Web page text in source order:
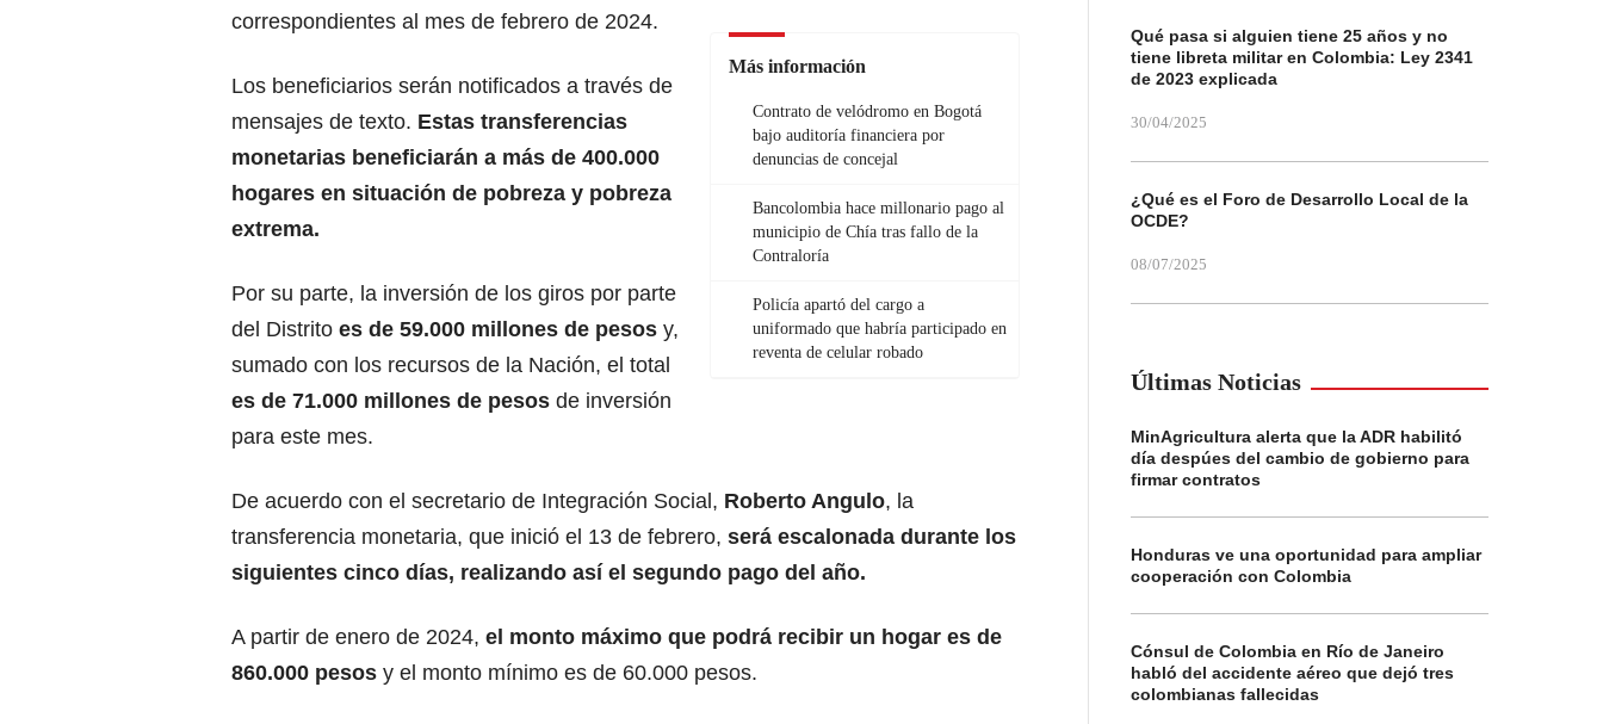
correspondientes al mes de febrero de 2024.
Más información
Contrato de velódromo en Bogotá
bajo auditoría financiera por
denuncias de concejal
Bancolombia hace millonario pago al
municipio de Chía tras fallo de la
Contraloría
Policía apartó del cargo a
uniformado que habría participado en
reventa de celular robado
Los beneficiarios serán notificados a través de
mensajes de texto. Estas transferencias
monetarias beneficiarán a más de 400.000
hogares en situación de pobreza y pobreza
extrema.
Por su parte, la inversión de los giros por parte
del Distrito es de 59.000 millones de pesos y,
sumado con los recursos de la Nación, el total
es de 71.000 millones de pesos de inversión
para este mes.
De acuerdo con el secretario de Integración Social, Roberto Angulo, la
transferencia monetaria, que inició el 13 de febrero, será escalonada durante los
siguientes cinco días, realizando así el segundo pago del año.
A partir de enero de 2024, el monto máximo que podrá recibir un hogar es de
860.000 pesos y el monto mínimo es de 60.000 pesos.
Qué pasa si alguien tiene 25 años y no
tiene libreta militar en Colombia: Ley 2341
de 2023 explicada
30/04/2025
¿Qué es el Foro de Desarrollo Local de la
OCDE?
08/07/2025
Últimas Noticias
MinAgricultura alerta que la ADR habilitó
día despúes del cambio de gobierno para
firmar contratos
Honduras ve una oportunidad para ampliar
cooperación con Colombia
Cónsul de Colombia en Río de Janeiro
habló del accidente aéreo que dejó tres
colombianas fallecidas